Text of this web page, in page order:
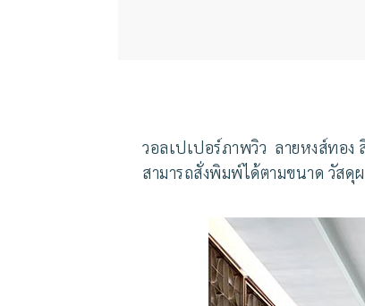
วอลเปเปอร์ภาพวิว ลายหงส์ทอง
สามารถสั่งพิมพ์ได้ตามขนาด วัส